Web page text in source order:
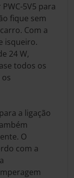
5V5 para
fique sem
Com a
isqueiro.
24 W,
todos os
a ligação
O
com a